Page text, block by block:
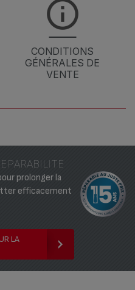
CONDITIONS
GÉNÉRALES DE
VENTE
prolonger la
efficacement
LA